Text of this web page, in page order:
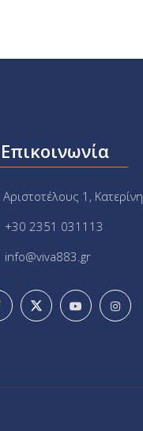
Επικοινωνία
Αριστοτέλους 1, Κατερίνη
+30 2351 031113
info@viva883.gr